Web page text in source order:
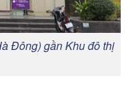
Đông) gần Khu đô thị